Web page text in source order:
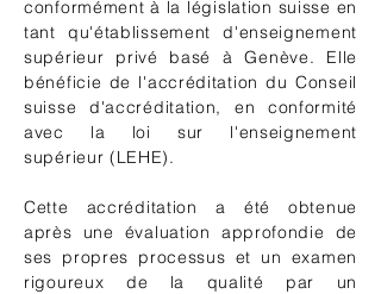
conformément à la législation suisse en
tant qu'établissement d'enseignement
supérieur privé basé à Genève. Elle
bénéficie de l'accréditation du Conseil
suisse d'accréditation, en conformité
avec la loi sur l'enseignement
supérieur (LEHE).
Cette accréditation a été obtenue
après une évaluation approfondie de
ses propres processus et un examen
rigoureux de la qualité par un